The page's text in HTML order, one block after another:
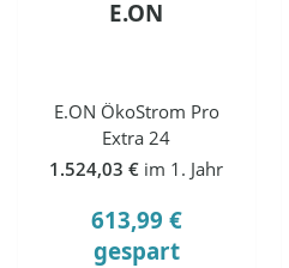
E.ON
E.ON ÖkoStrom Pro
Extra 24
1.524,03 € im 1. Jahr
613,99 €
gespart